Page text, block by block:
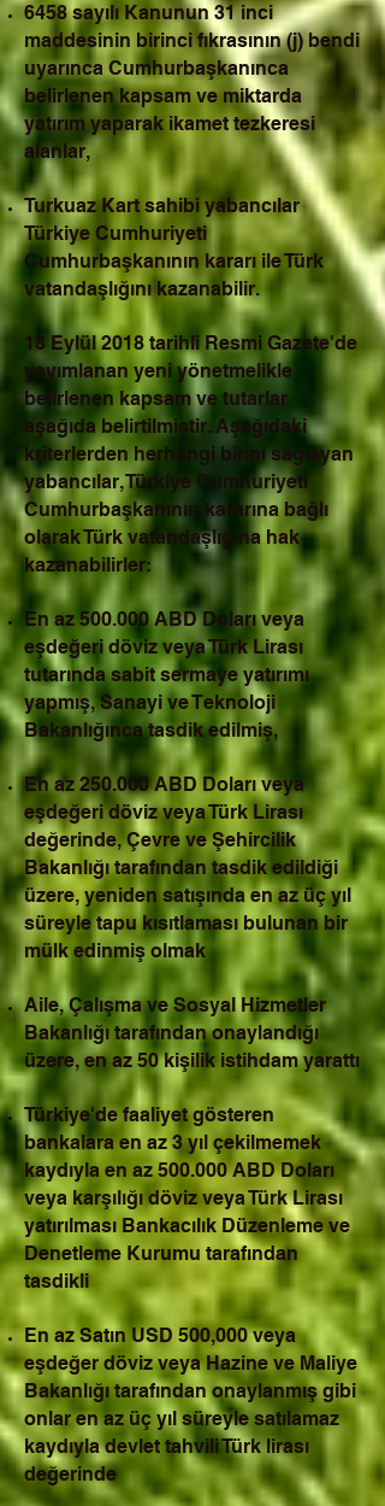
6458 sayılı Kanunun 31 inci
maddesinin birinci fıkrasının (j) bendi
uyarınca Cumhurbaşkanınca
belirlenen kapsam ve miktarda
yatırım yaparak ikamet tezkeresi
alanlar,
Turkuaz Kart sahibi yabancılar
Türkiye Cumhuriyeti
Cumhurbaşkanının kararı ile Türk
vatandaşlığını kazanabilir.
18 Eylül 2018 tarihli Resmi Gazete'de
yayımlanan yeni yönetmelikle
belirlenen kapsam ve tutarlar
aşağıda belirtilmiştir. Aşağıdaki
kriterlerden herhangi birini sağlayan
yabancılar, Türkiye Cumhuriyeti
Cumhurbaşkanının kararına bağlı
olarak Türk vatandaşlığına hak
kazanabilirler:
En az 500.000 ABD Doları veya
eşdeğeri döviz veya Türk Lirası
tutarında sabit sermaye yatırımı
yapmış, Sanayi ve Teknoloji
Bakanlığınca tasdik edilmiş,
En az 250.000 ABD Doları veya
eşdeğeri döviz veya Türk Lirası
değerinde, Çevre ve Şehircilik
Bakanlığı tarafından tasdik edildiği
üzere, yeniden satışında en az üç yıl
süreyle tapu kısıtlaması bulunan bir
mülk edinmiş olmak
Aile, Çalışma ve Sosyal Hizmetler
Bakanlığı tarafından onaylandığı
üzere, en az 50 kişilik istihdam yarattı
Türkiye'de faaliyet gösteren
bankalara en az 3 yıl çekilmemek
kaydıyla en az 500.000 ABD Doları
veya karşılığı döviz veya Türk Lirası
yatırılması Bankacılık Düzenleme ve
Denetleme Kurumu tarafından
tasdikli
En az Satın USD 500,000 veya
eşdeğer döviz veya Hazine ve Maliye
Bakanlığı tarafından onaylanmış gibi
onlar en az üç yıl süreyle satılamaz
kaydıyla devlet tahvili Türk lirası
değerinde